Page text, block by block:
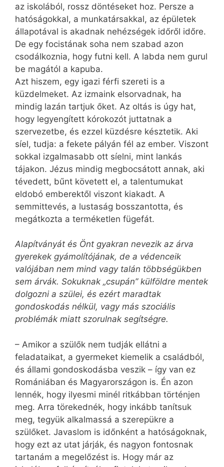
az iskolából, rossz döntéseket hoz. Persze a
hatóságokkal, a munkatársakkal, az épületek
állapotával is akadnak nehézségek időről időre.
De egy focistának soha nem szabad azon
csodálkoznia, hogy futni kell. A labda nem gurul
be magától a kapuba.
Azt hiszem, egy igazi férfi szereti is a
küzdelmeket. Az izmaink elsorvadnak, ha
mindig lazán tartjuk őket. Az oltás is úgy hat,
hogy legyengített kórokozót juttatnak a
szervezetbe, és ezzel küzdésre késztetik. Aki
síel, tudja: a fekete pályán fél az ember. Viszont
sokkal izgalmasabb ott síelni, mint lankás
tájakon. Jézus mindig megbocsátott annak, aki
tévedett, bűnt követett el, a talentumukat
eldobó emberektől viszont kiakadt. A
semmittevés, a lustaság bosszantotta, és
megátkozta a terméketlen fügefát.
Alapítványát és Önt gyakran nevezik az árva
gyerekek gyámolítójának, de a védenceik
valójában nem mind vagy talán többségükben
sem árvák. Sokuknak „csupán” külföldre mentek
dolgozni a szülei, és ezért maradtak
gondoskodás nélkül, vagy más szociális
problémák miatt szorulnak segítségre.
– Amikor a szülők nem tudják ellátni a
feladataikat, a gyermeket kiemelik a családból,
és állami gondoskodásba veszik – így van ez
Romániában és Magyarországon is. Én azon
lennék, hogy ilyesmi minél ritkábban történjen
meg. Arra törekednék, hogy inkább tanítsuk
meg, tegyük alkalmassá a szerepükre a
szülőket. Javaslom is időnként a hatóságoknak,
hogy ezt az utat járják, és nagyon fontosnak
tartanám a megelőzést is. Hogy már az